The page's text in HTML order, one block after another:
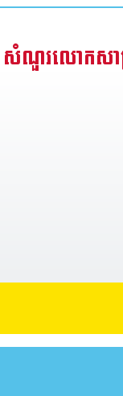
សំណួរលោកសាស្រ្